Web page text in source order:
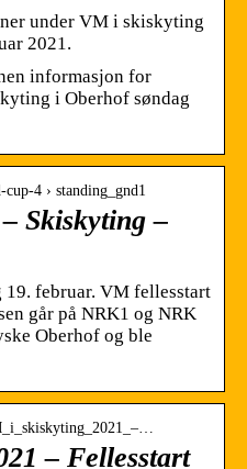
under VM i skiskyting
2021.
informasjon for
i Oberhof søndag
4 › standing_gnd1
Skiskyting –
februar. VM fellesstart
går på NRK1 og NRK
Oberhof og ble
– Fellesstart